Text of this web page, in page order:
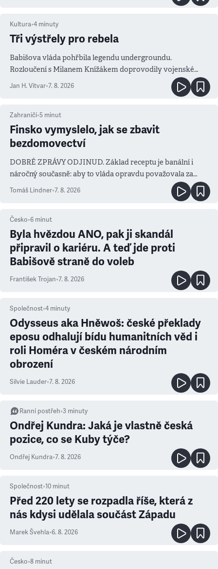
Kultura•4 minuty
Tři výstřely pro rebela
Babišova vláda pohřbila legendu undergroundu.
Rozloučení s Milanem Knížákem doprovodily vojenské
salvy i kritika pokrokářů
Jan H. Vitvar•7. 8. 2026
Zahraničí•5 minut
Finsko vymyslelo, jak se zbavit
bezdomovectví
DOBRÉ ZPRÁVY ODJINUD. Základ receptu je banální i
náročný současně: aby to vláda opravdu považovala za
prioritu
Tomáš Lindner•7. 8. 2026
Česko•6 minut
Byla hvězdou ANO, pak ji skandál
připravil o kariéru. A teď jde proti
Babišově straně do voleb
František Trojan•7. 8. 2026
Společnost•4 minuty
Odysseus aka Hněwoš: české překlady
eposu odhalují bídu humanitních věd i
roli Homéra v českém národním
obrození
Silvie Lauder•7. 8. 2026
Ranní postřeh•3 minuty
Ondřej Kundra: Jaká je vlastně česká
pozice, co se Kuby týče?
Ondřej Kundra•7. 8. 2026
Společnost•10 minut
Před 220 lety se rozpadla říše, která z
nás kdysi udělala součást Západu
Marek Švehla•6. 8. 2026
Česko•8 minut